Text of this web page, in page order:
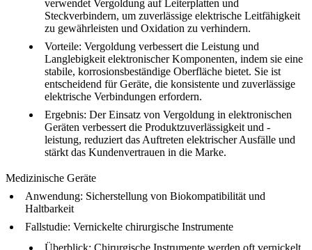
verwendet Vergoldung auf Leiterplatten und
Steckverbindern, um zuverlässige elektrische Leitfähigkeit
zu gewährleisten und Oxidation zu verhindern.
Vorteile: Vergoldung verbessert die Leistung und
Langlebigkeit elektronischer Komponenten, indem sie eine
stabile, korrosionsbeständige Oberfläche bietet. Sie ist
entscheidend für Geräte, die konsistente und zuverlässige
elektrische Verbindungen erfordern.
Ergebnis: Der Einsatz von Vergoldung in elektronischen
Geräten verbessert die Produktzuverlässigkeit und -
leistung, reduziert das Auftreten elektrischer Ausfälle und
stärkt das Kundenvertrauen in die Marke.
Medizinische Geräte
Anwendung: Sicherstellung von Biokompatibilität und
Haltbarkeit
Fallstudie: Vernickelte chirurgische Instrumente
Überblick: Chirurgische Instrumente werden oft vernickelt,